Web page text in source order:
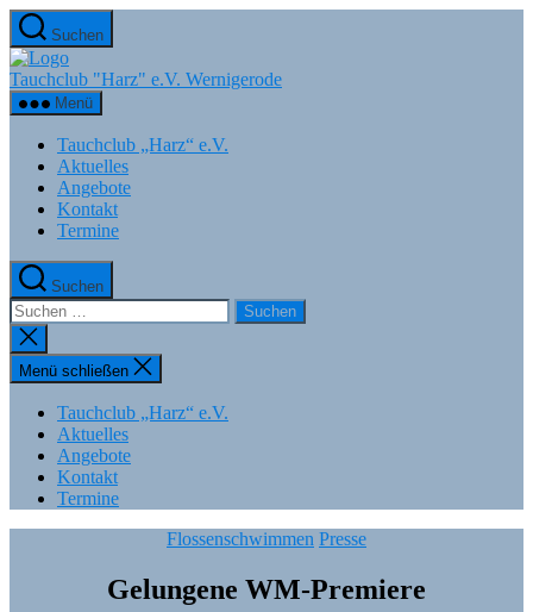
Zum
Inhalt
springen
Suchen
Tauchclub "Harz" e.V. Wernigerode
Menü
Tauchclub „Harz“ e.V.
Aktuelles
Angebote
Kontakt
Termine
Suchen
Suchen
nach:
Suche
schließen
Menü schließen
Tauchclub „Harz“ e.V.
Aktuelles
Angebote
Kontakt
Termine
Kategorien
Flossenschwimmen Presse
Gelungene WM-Premiere